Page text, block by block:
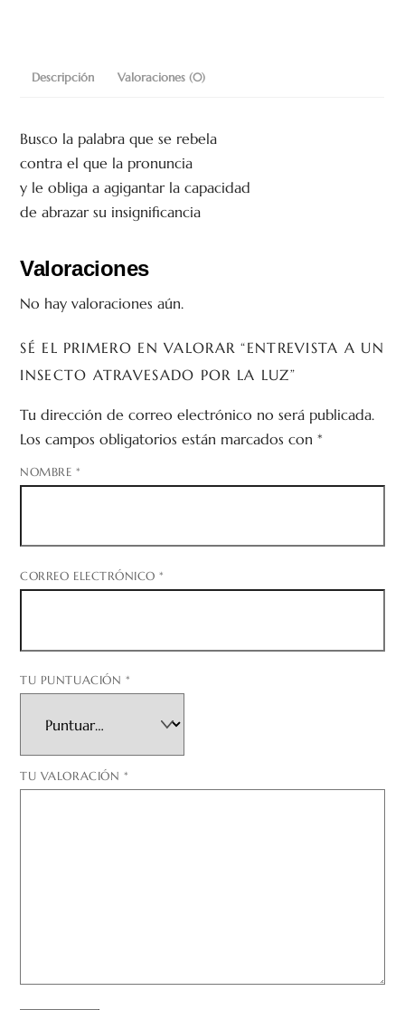
Descripción Valoraciones (0)
Busco la palabra que se rebela
contra el que la pronuncia
y le obliga a agigantar la capacidad
de abrazar su insignificancia
Valoraciones
No hay valoraciones aún.
SÉ EL PRIMERO EN VALORAR “ENTREVISTA A UN
INSECTO ATRAVESADO POR LA LUZ”
Tu dirección de correo electrónico no será publicada.
Los campos obligatorios están marcados con*
NOMBRE *
CORREO ELECTRÓNICO*
TU PUNTUACIÓN *
TU VALORACIÓN *